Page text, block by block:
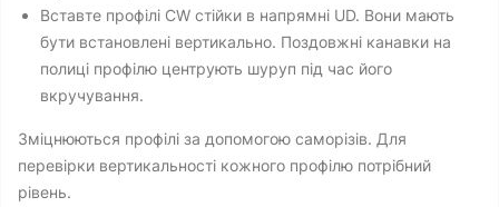
Вставте профілі CW стійки в напрямні UD. Вони мають
бути встановлені вертикально. Поздовжні канавки на
полиці профілю центрують шуруп під час його
вкручування.
Зміцнюються профілі за допомогою саморізів. Для
перевірки вертикальності кожного профілю потрібний
рівень.